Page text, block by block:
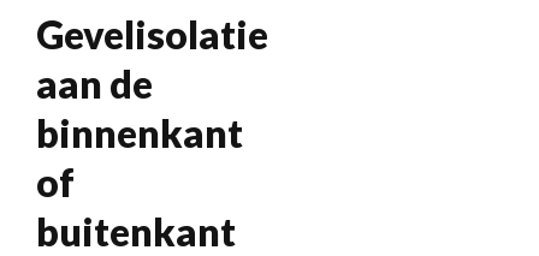
Gevelisolatie
aan de
binnenkant
of
buitenkant